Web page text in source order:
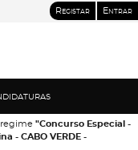
Registar Entrar
regime "Concurso Especial -
- CABO VERDE -